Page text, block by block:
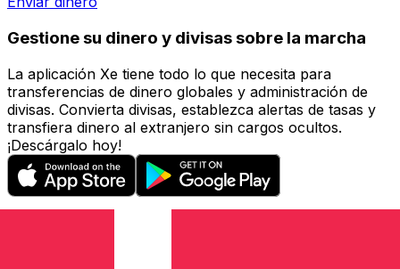
Gestione su dinero y divisas sobre la marcha
La aplicación Xe tiene todo lo que necesita para
transferencias de dinero globales y administración de
divisas. Convierta divisas, establezca alertas de tasas y
transfiera dinero al extranjero sin cargos ocultos.
¡Descárgalo hoy!